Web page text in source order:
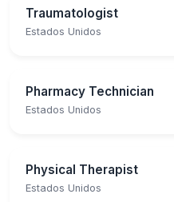
Traumatologist
Estados Unidos
Pharmacy Technician
Estados Unidos
Physical Therapist
Estados Unidos